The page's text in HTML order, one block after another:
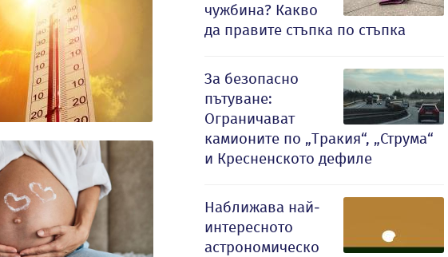
чужбина? Какво
да правите стъпка по стъпка
За безопасно
пътуване:
Ограничават
камионите по „Тракия“, „Струма“
и Кресненското дефиле
Наближава най-
интересното
астрономическо